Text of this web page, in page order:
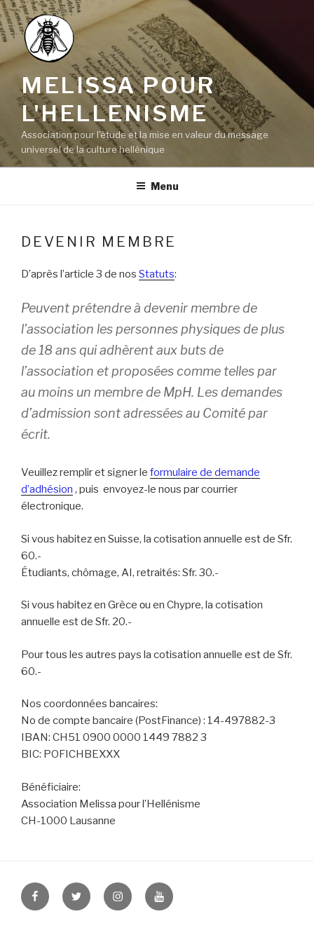
Aller
au
contenu
principal
MELISSA POUR
L'HELLENISME
Association pour l'étude et la mise en valeur du message
universel de la culture hellénique
Menu
DEVENIR MEMBRE
D’après l’article 3 de nos Statuts:
Peuvent prétendre à devenir membre de
l’association les personnes physiques de plus
de 18 ans qui adhèrent aux buts de
l’association et proposées comme telles par
au moins un membre de MpH. Les demandes
d’admission sont adressées au Comité par
écrit.
Veuillez remplir et signer le formulaire de demande
d’adhésion , puis envoyez-le nous par courrier
électronique.
Si vous habitez en Suisse, la cotisation annuelle est de Sfr.
60.-
Étudiants, chômage, AI, retraités: Sfr. 30.-
Si vous habitez en Grèce οu en Chypre, la cotisation
annuelle est de Sfr. 20.-
Pour tous les autres pays la cotisation annuelle est de Sfr.
60.-
Nos coordonnées bancaires:
No de compte bancaire (PostFinance) : 14-497882-3
IBAN: CH51 0900 0000 1449 7882 3
BIC: POFICHBEXXX
Bénéficiaire:
Association Melissa pour l’Hellénisme
CH-1000 Lausanne
FacebookTwitter InstagramYoutube